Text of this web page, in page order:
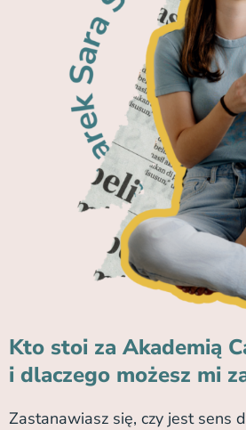
Kto stoi za Akademią
i dlaczego możesz mi
Zastanawiasz się, czy jest sens